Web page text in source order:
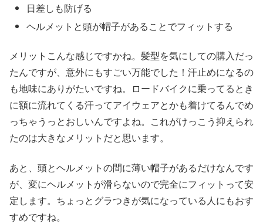
日差しも防げる
ヘルメットと頭が帽子があることでフィットする
メリットこんな感じですかね。髪型を気にしての購入だっ
たんですが、意外にもすごい万能でした！汗止めになるの
も地味にありがたいですね。ロードバイクに乗ってるとき
に額に流れてくる汗ってアイウェアとかも着けてるんでめ
っちゃうっとおしいんですよね。これがけっこう抑えられ
たのは大きなメリットだと思います。
あと、頭とヘルメットの間に薄い帽子があるだけなんです
が、変にヘルメットが滑らないので完全にフィットって安
定します。ちょっとグラつきが気になっている人にもおす
すめですね。